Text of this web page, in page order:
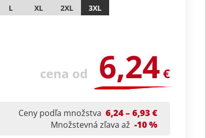
L XL 2XL 3XL
cena od 6,24€
Ceny podľa množstva 6,24 – 6,93 €
Množstevná zľava až -10 %